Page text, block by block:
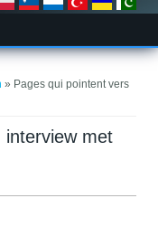
» Pages qui pointent vers
interview met